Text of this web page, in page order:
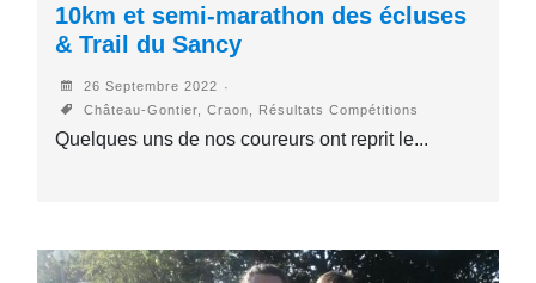
10km et semi-marathon des écluses
& Trail du Sancy
26 Septembre 2022
Château-Gontier, Craon, Résultats Compétitions
Quelques uns de nos coureurs ont reprit le...